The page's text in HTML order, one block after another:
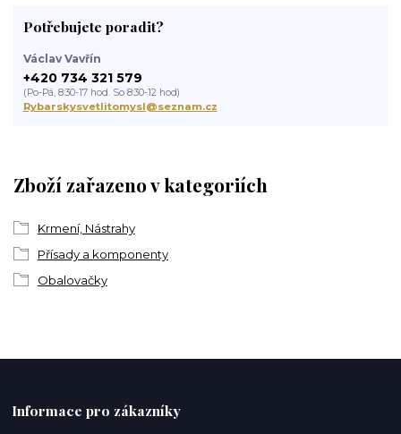
Zboží zařazeno v kategoriích
Krmení, Nástrahy
Přísady a komponenty
Obalovačky
Potřebujete poradit?
Václav Vavřín
+420 734 321 579
(Po-Pá, 8:30-17 hod. So 8:30-12 hod)
Rybarskysvetlitomysl@seznam.cz
Informace pro zákazníky